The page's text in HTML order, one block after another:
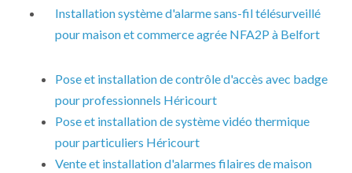
Installation système d'alarme sans-fil télésurveillé
pour maison et commerce agrée NFA2P à Belfort
Pose et installation de contrôle d'accès avec badge
pour professionnels Héricourt
Pose et installation de système vidéo thermique
pour particuliers Héricourt
Vente et installation d'alarmes filaires de maison